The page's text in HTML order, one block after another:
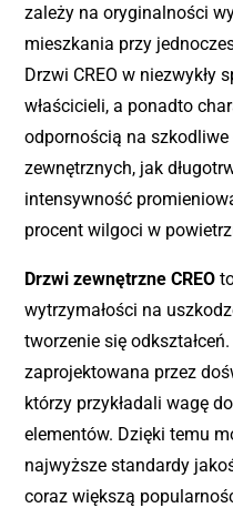
zależy na oryginalności
mieszkania przy
Drzwi CREO w niezwykły
właścicieli, a ponadto
odpornością na
zewnętrznych, jak
intensywność
procent wilgoci w
Drzwi zewnętrzne CREO
wytrzymałości na
tworzenie się
zaprojektowana przez
którzy przykładali wagę
elementów. Dzięki temu
najwyższe standardy
coraz większą